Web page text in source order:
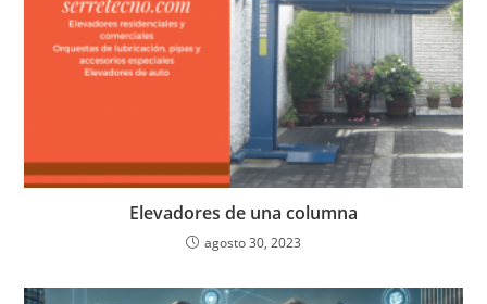
Elevadores de una columna
agosto 30, 2023